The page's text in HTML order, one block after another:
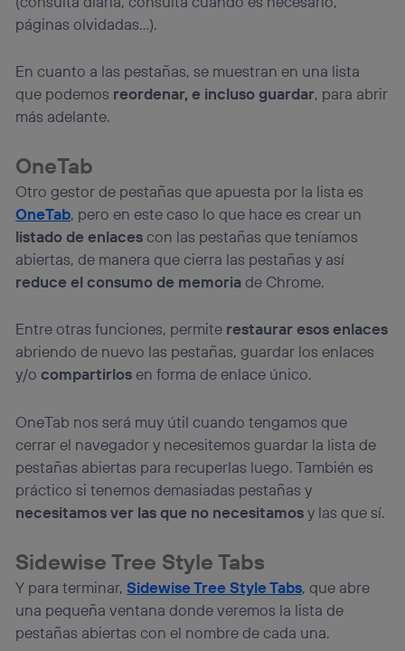
páginas olvidadas…).
En cuanto a las pestañas, se muestran en una lista
que podemos reordenar, e incluso guardar, para abrir
más adelante.
OneTab
Otro gestor de pestañas que apuesta por la lista es
OneTab, pero en este caso lo que hace es crear un
listado de enlacescon las pestañas que teníamos
abiertas, de manera que cierra las pestañas y así
reduce el consumo de memoriade Chrome.
Entre otras funciones, permite restaurar esos enlaces
abriendo de nuevo las pestañas, guardar los enlaces
y/ocompartirlosen forma de enlace único.
OneTab nos será muy útil cuando tengamos que
cerrar el navegador y necesitemos guardar la lista de
pestañas abiertas para recuperlas luego. También es
práctico si tenemos demasiadas pestañas y
necesitamos ver las que no necesitamosy las que sí.
Sidewise Tree Style Tabs
Y para terminar,Sidewise Tree Style Tabs, que abre
una pequeña ventana donde veremos la lista de
pestañas abiertas con el nombre de cada una.